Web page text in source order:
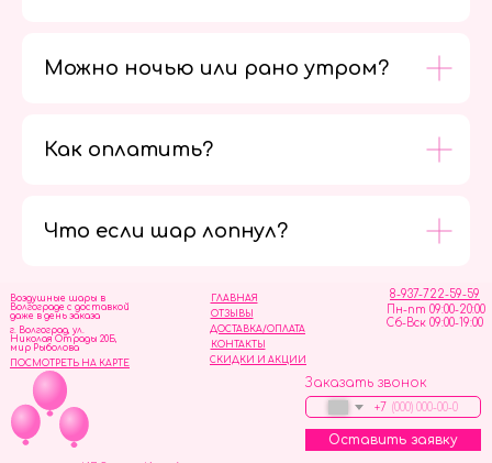
Можно ночью или рано утром?
Как оплатить?
Что если шар лопнул?
ОТЗЫВЫ
ГЛАВНАЯ
ДОСТАВКА/ОПЛАТА
СКИДКИ И АКЦИИ
КОНТАКТЫ
8-937-722-59-59
Пн-пт 09:00-20:00
Сб-Вск 09:00-19:00
Воздушные шары в
Волгограде с доставкой
даже в день заказа
Заказать звонок
+7
Оставить заявку
г. Волгоград, ул.
Николая Отрады 20Б,
мир Рыболова
ПОСМОТРЕТЬ НА КАРТЕ